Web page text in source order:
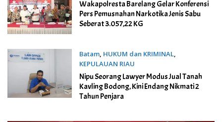
2023
Wakapolresta Barelang Gelar Konferensi
Pers Pemusnahan Narkotika Jenis Sabu
Seberat 3.057,22 KG
Batam, HUKUM dan KRIMINAL,
KEPULAUAN RIAU
4 November 2023
Nipu Seorang Lawyer Modus Jual Tanah
Kavling Bodong, Kini Endang Nikmati 2
Tahun Penjara